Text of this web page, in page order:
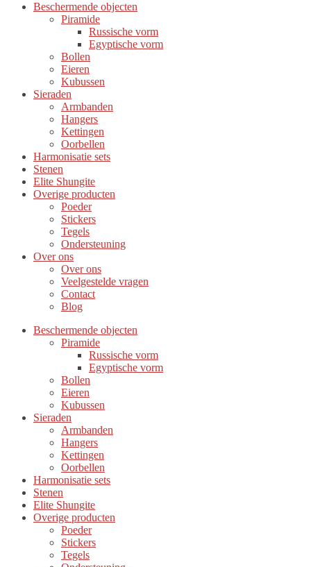
Beschermende objecten
Piramide
Russische vorm
Egyptische vorm
Bollen
Eieren
Kubussen
Sieraden
Armbanden
Hangers
Kettingen
Oorbellen
Harmonisatie sets
Stenen
Elite Shungite
Overige producten
Poeder
Stickers
Tegels
Ondersteuning
Over ons
Over ons
Veelgestelde vragen
Contact
Blog
Beschermende objecten
Piramide
Russische vorm
Egyptische vorm
Bollen
Eieren
Kubussen
Sieraden
Armbanden
Hangers
Kettingen
Oorbellen
Harmonisatie sets
Stenen
Elite Shungite
Overige producten
Poeder
Stickers
Tegels